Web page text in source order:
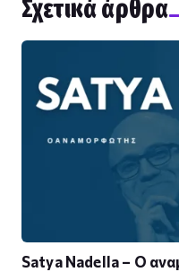
Σχετικά άρθρα
Satya Nadella – Ο